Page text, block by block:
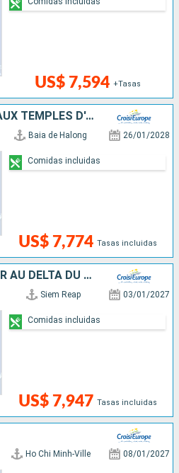
US$ 7,594 +Tasas
DU DELTA DU MÉKONG AUX TEMPLES D'ANGKOR, HANOÏ ET LA BAIE D'ALONG (FORMULE PORT/PORT)
Baia de Halong 26/01/2028
US$ 7,774 Tasas incluidas
Comidas incluidas
DES TEMPLES D'ANGKOR AU DELTA DU MÉKONG, LES VILLES IMPÉRIALES, HANOÏ ET LA BAIE D'ALONG
Siem Reap 03/01/2027
US$ 7,947 Tasas incluidas
Comidas incluidas
Ho Chi Minh-Ville 08/01/2027